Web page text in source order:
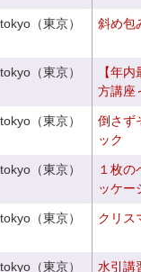
（東京） 斜め包
（東京）
【年
方講座
（東京）
倒さず
ック
（東京）
１枚の
ッケー
（東京） クリス
（東京）
水引講